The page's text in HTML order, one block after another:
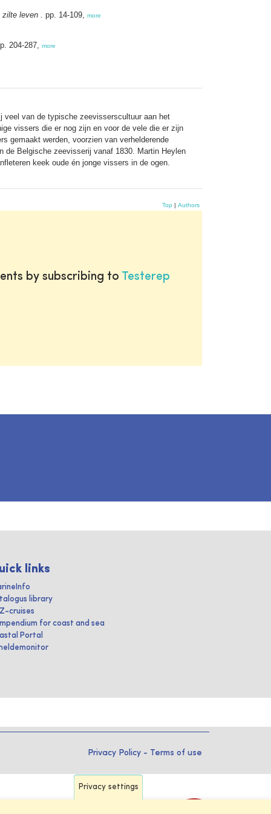
leven . pp. 14-109, more
204-287, more
van de typische zeevisserscultuur aan het
vissers die er nog zijn en voor de vele die er zijn
gemaakt werden, voorzien van verhelderende
de Belgische zeevisserij vanaf 1830. Martin Heylen
keek oude én jonge vissers in de ogen.
Top | Authors
by subscribing to Testerep
links
library
cruises
for coast and sea
Portal
Privacy Policy - Terms of use
Privacy settings